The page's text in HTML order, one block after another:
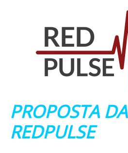
PROPOSTA DA
REDPULSE